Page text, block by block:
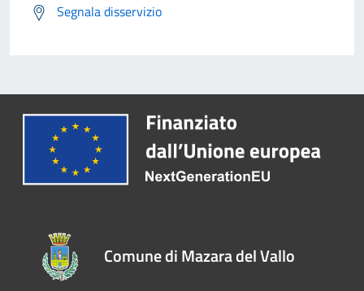
Segnala disservizio
Comune di Mazara del Vallo